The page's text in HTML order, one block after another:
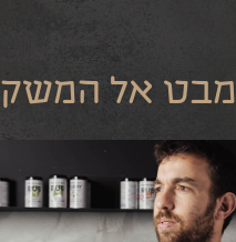
מבט אל המשק